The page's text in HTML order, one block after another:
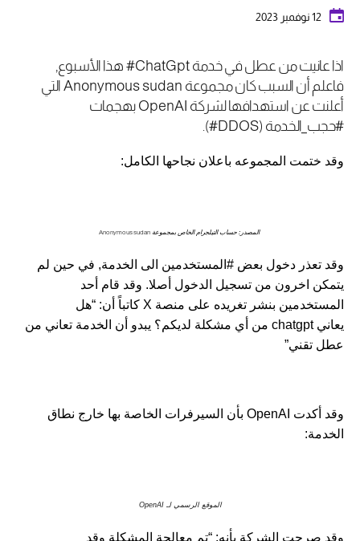
12 نوفمبر 2023
اذا عانيت من عطل في خدمة ChatGpt# هذا الأسبوع,
فاعلم أن السبب كان مجموعة Anonymous sudan التي
أعلنت عن استهدافها لشركة OpenAI بهجمات
#حجب_الخدمة (DDOS#).
وقد ختمت المجموعه باعلان نجاحها الكامل:
المصدر: حساب التيلجرام الخاص بمجموعة Anonymous sudan
وقد تعذر دخول بعض #المستخدمين الى الخدمة, في حين لم
يتمكن اخرون من تسجيل الدخول أصلا. وقد قام أحد
المستخدمين بنشر تغريده على منصة X كاتباً أن: “هل
يعاني chatgpt من أي مشكلة لديكم؟ يبدو أن الخدمة تعاني من
عطل تقني”
وقد أكدت OpenAI بأن السيرفرات الخاصة بها خارج نطاق
الخدمة:
الموقع الرسمي لـ OpenAI
وقد صرحت الشركة بأنه: “تم معالجة المشكلة وقد